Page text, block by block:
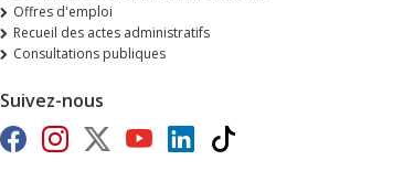
Offres d'emploi
Recueil des actes administratifs
Consultations publiques
Suivez-nous